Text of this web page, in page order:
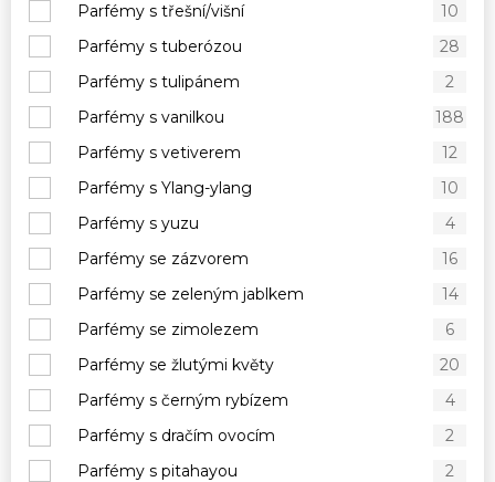
Parfémy s třešní/višní
10
Parfémy s tuberózou
28
Parfémy s tulipánem
2
Parfémy s vanilkou
188
Parfémy s vetiverem
12
Parfémy s Ylang-ylang
10
Parfémy s yuzu
4
Parfémy se zázvorem
16
Parfémy se zeleným jablkem
14
Parfémy se zimolezem
6
Parfémy se žlutými květy
20
Parfémy s černým rybízem
4
Parfémy s dračím ovocím
2
Parfémy s pitahayou
2